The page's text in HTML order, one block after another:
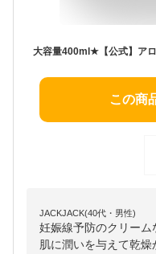
この商
JACKJACK(40代・男性)
妊娠線予防のクリーム
肌に潤いを与えて乾